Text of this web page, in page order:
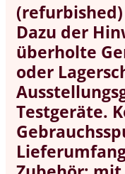
Dazu der
überholte
oder
Testgeräte.